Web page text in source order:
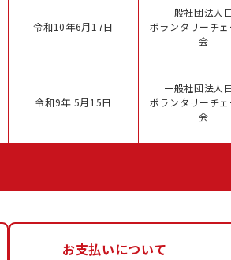
令和10年6月17日
一般社団法人
ボランタリーチェ
会
令和9年 5月15日
一般社団法人
ボランタリーチェ
会
お支払いについて